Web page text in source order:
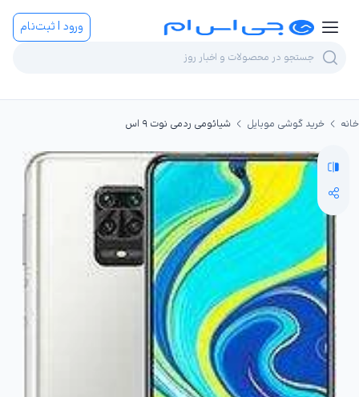
ورود | ثبت‌نام
خانه خرید گوشی موبایل شیائومی ردمی نوت ۹ اس